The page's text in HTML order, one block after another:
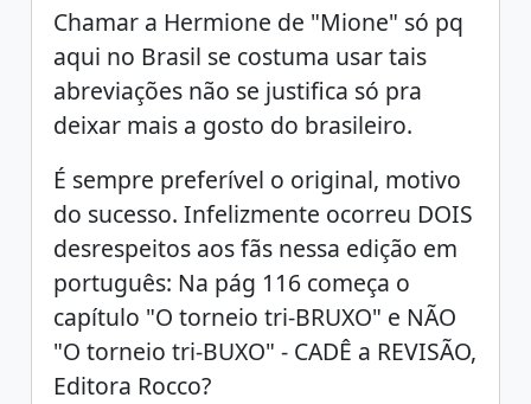
Chamar a Hermione de "Mione" só pq
aqui no Brasil se costuma usar tais
abreviações não se justifica só pra
deixar mais a gosto do brasileiro.
É sempre preferível o original, motivo
do sucesso. Infelizmente ocorreu DOIS
desrespeitos aos fãs nessa edição em
português: Na pág 116 começa o
capítulo "O torneio tri-BRUXO" e NÃO
"O torneio tri-BUXO" - CADÊ a REVISÃO,
Editora Rocco?